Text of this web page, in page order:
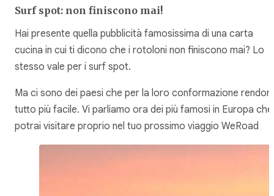
Surf spot: non finiscono mai!
Hai presente quella pubblicità famosissima di una carta
cucina in cui ti dicono che i rotoloni non finiscono mai? Lo
stesso vale per i surf spot.
Ma ci sono dei paesi che per la loro conformazione
tutto più facile. Vi parliamo ora dei più famosi in Europa che
potrai visitare proprio nel tuo prossimo viaggio WeRoad